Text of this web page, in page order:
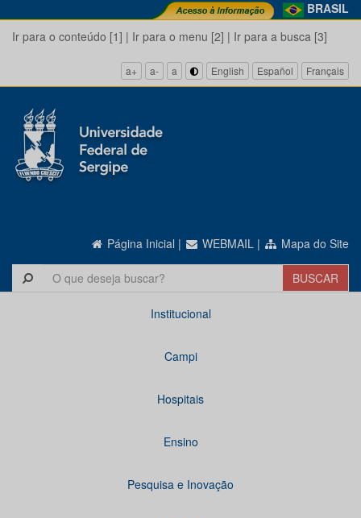
BRASIL
Ir para o conteúdo [1] | Ir para o menu [2] | Ir para a busca [3]
a+ a- a English Español Français
Página Inicial | WEBMAIL | Mapa do Site
Institucional
Campi
Hospitais
Ensino
Pesquisa e Inovação